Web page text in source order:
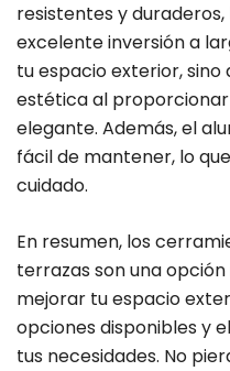
resistentes y
excelente inversión a
tu espacio exterior,
estética al
elegante. Además, el
fácil de mantener, lo
cuidado.
En resumen, los
terrazas son una
mejorar tu espacio
opciones disponibles y
tus necesidades. No